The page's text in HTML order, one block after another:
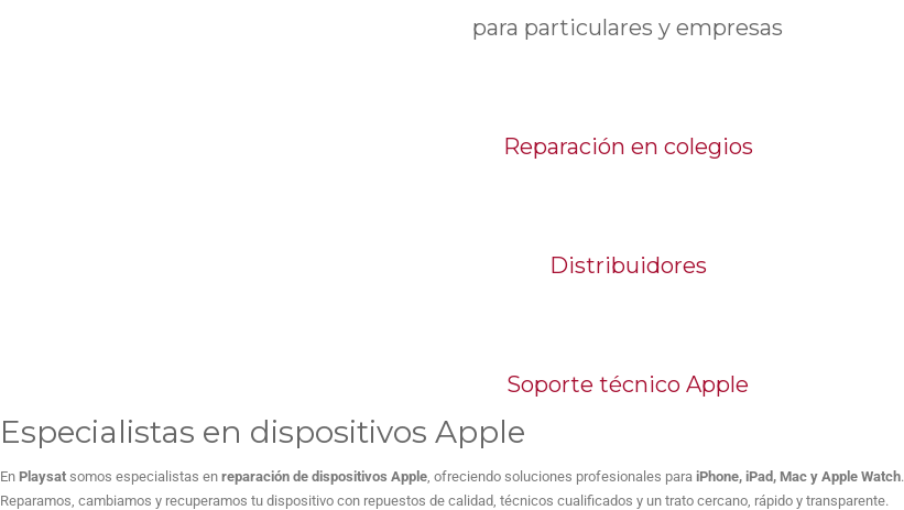
para particulares y empresas
Reparación en colegios
Distribuidores
Soporte técnico Apple
Especialistas en dispositivos Apple
En Playsat somos especialistas en reparación de dispositivos Apple , ofreciendo soluciones profesionales para iPhone, iPad, Mac y Apple Watch.
Reparamos, cambiamos y recuperamos tu dispositivo con repuestos de calidad, técnicos cualificados y un trato cercano, rápido y transparente.